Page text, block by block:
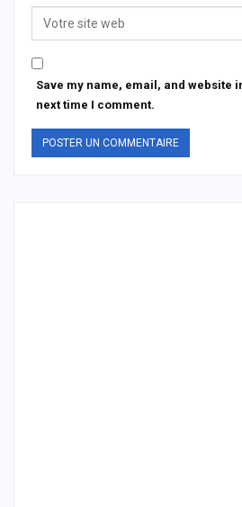
Save my name, email, and website
next time I comment.